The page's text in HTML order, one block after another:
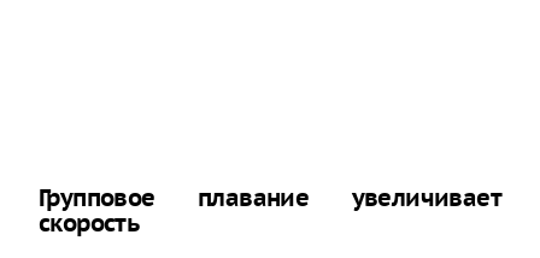
Групповое плавание увеличивает
скорость